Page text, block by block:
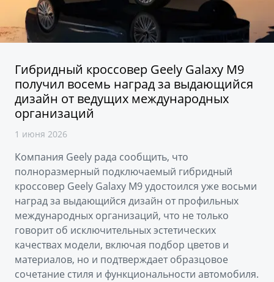
от 3 429 990 ₽* от 4 349 990 ₽*
PREFACE
от 3 079 990 ₽*
Аксессуары
Зарядные устройства
ФИНАНСЫ И УСЛУГИ
Автокредит
Расчет КАСКО
Страхование
GEELY Лизинг
Советы по эксплуатации
Спецпредложения
ПОДДЕРЖКА
Помощь на дорогах
Гарантия Geely
Сервисная книжка
Вопросы и ответы
Гибридный кроссовер Geely Galaxy M9
получил восемь наград за выдающийся
дизайн от ведущих международных
организаций
1 июня 2026
Компания Geely рада сообщить, что
полноразмерный подключаемый гибридный
кроссовер Geely Galaxy M9 удостоился уже восьми
наград за выдающийся дизайн от профильных
международных организаций, что не только
говорит об исключительных эстетических
качествах модели, включая подбор цветов и
материалов, но и подтверждает образцовое
сочетание стиля и функциональности автомобиля.